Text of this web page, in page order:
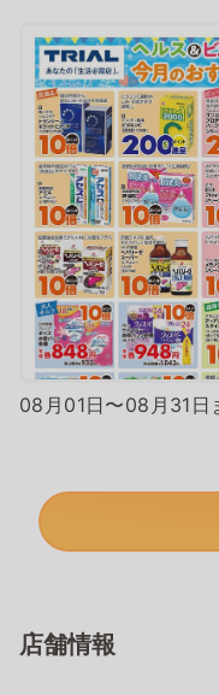
08月01日〜08月31日
店舗情報